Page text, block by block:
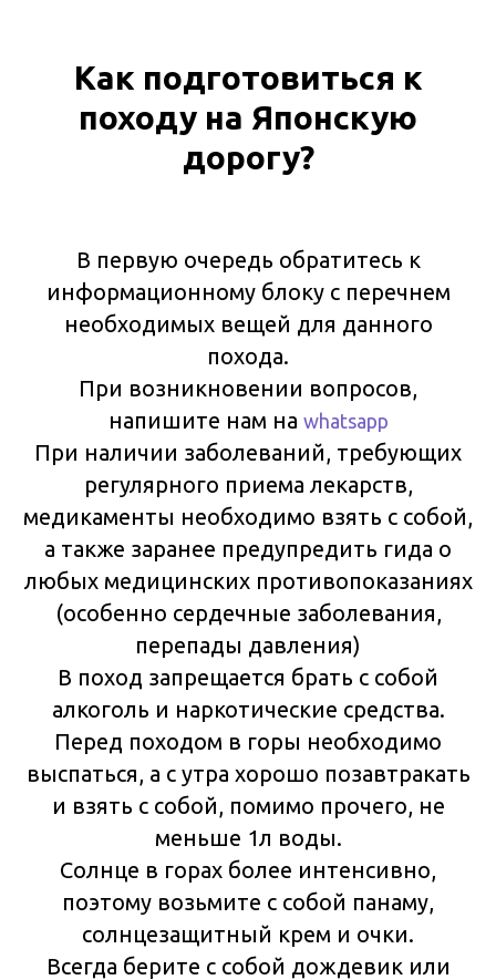
Как подготовиться к
походу на Японскую
дорогу?
В первую очередь обратитесь к
информационному блоку с перечнем
необходимых вещей для данного
похода.
При возникновении вопросов,
напишите нам на whatsapp
При наличии заболеваний, требующих
регулярного приема лекарств,
медикаменты необходимо взять с собой,
а также заранее предупредить гида о
любых медицинских противопоказаниях
(особенно сердечные заболевания,
перепады давления)
В поход запрещается брать с собой
алкоголь и наркотические средства.
Перед походом в горы необходимо
выспаться, а с утра хорошо позавтракать
и взять с собой, помимо прочего, не
меньше 1л воды.
Солнце в горах более интенсивно,
поэтому возьмите с собой панаму,
солнцезащитный крем и очки.
Всегда берите с собой дождевик или